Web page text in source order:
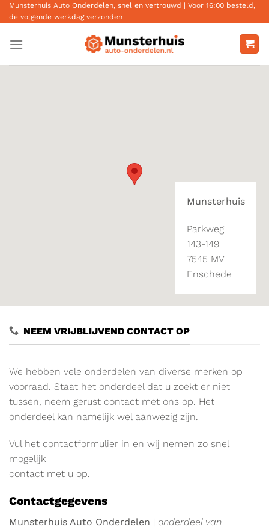
Ga
naar
Munsterhuis Auto Onderdelen, snel en vertrouwd | Voor 16:00 besteld,
de volgende werkdag verzonden
Munsterhuis
Parkweg
143-149
7545 MV
Enschede
NEEM VRIJBLIJVEND CONTACT OP
We hebben vele onderdelen van diverse merken op
voorraad. Staat het onderdeel dat u zoekt er niet
tussen, neem gerust contact met ons op. Het
onderdeel kan namelijk wel aanwezig zijn.
Vul het contactformulier in en wij nemen zo snel
mogelijk
contact met u op.
Contactgegevens
Munsterhuis Auto Onderdelen | onderdeel van